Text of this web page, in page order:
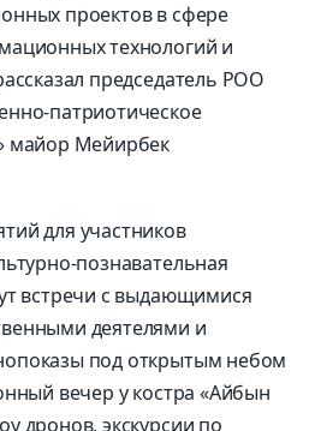
проектов в сфере
технологий и
председатель РОО
патриотическое
майор Мейирбек
для участников
познавательная
встречи с выдающимися
деятелями и
под открытым небом
вечер у костра «Айбын
дронов, экскурсии по